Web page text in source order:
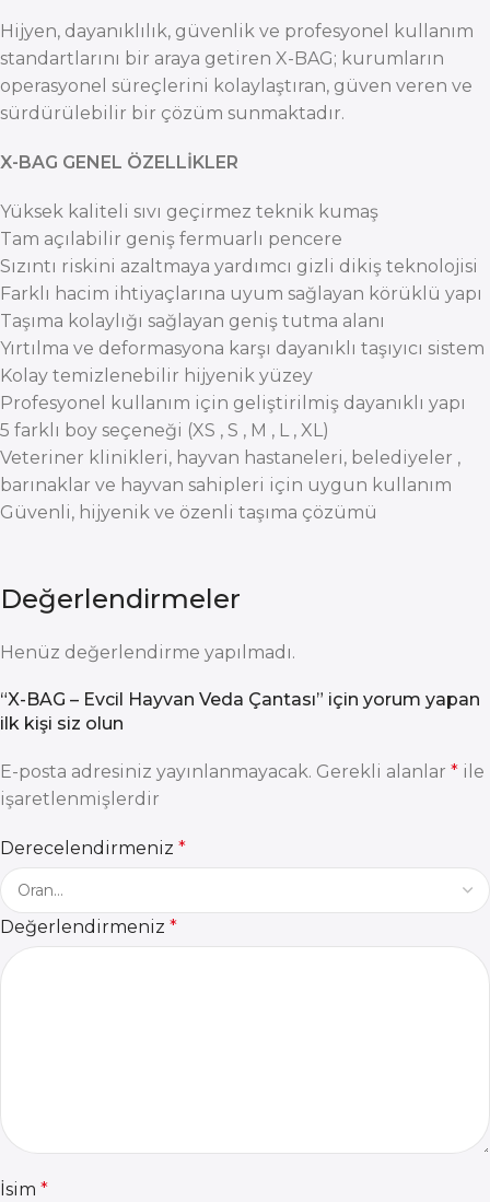
Hijyen, dayanıklılık, güvenlik ve profesyonel kullanım
standartlarını bir araya getiren X-BAG; kurumların
operasyonel süreçlerini kolaylaştıran, güven veren ve
sürdürülebilir bir çözüm sunmaktadır.
X-BAG GENEL ÖZELLİKLER
Yüksek kaliteli sıvı geçirmez teknik kumaş
Tam açılabilir geniş fermuarlı pencere
Sızıntı riskini azaltmaya yardımcı gizli dikiş teknolojisi
Farklı hacim ihtiyaçlarına uyum sağlayan körüklü yapı
Taşıma kolaylığı sağlayan geniş tutma alanı
Yırtılma ve deformasyona karşı dayanıklı taşıyıcı sistem
Kolay temizlenebilir hijyenik yüzey
Profesyonel kullanım için geliştirilmiş dayanıklı yapı
5 farklı boy seçeneği (XS , S , M , L , XL)
Veteriner klinikleri, hayvan hastaneleri, belediyeler ,
barınaklar ve hayvan sahipleri için uygun kullanım
Güvenli, hijyenik ve özenli taşıma çözümü
Değerlendirmeler
Henüz değerlendirme yapılmadı.
“X-BAG – Evcil Hayvan Veda Çantası” için yorum yapan
ilk kişi siz olun
E-posta adresiniz yayınlanmayacak. Gerekli alanlar * ile
işaretlenmişlerdir
Derecelendirmeniz *
Değerlendirmeniz *
İsim *